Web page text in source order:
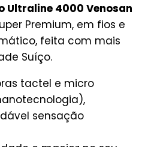
Ultraline 4000 Venosan
Premium, em fios e
feita com mais
Suíço.
tactel e micro
sensação